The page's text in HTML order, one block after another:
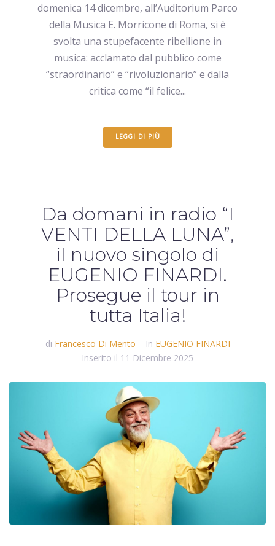
domenica 14 dicembre, all’Auditorium Parco
della Musica E. Morricone di Roma, si è
svolta una stupefacente ribellione in
musica: acclamato dal pubblico come
“straordinario” e “rivoluzionario” e dalla
critica come “il felice...
LEGGI DI PIÙ
Da domani in radio “I
VENTI DELLA LUNA”,
il nuovo singolo di
EUGENIO FINARDI.
Prosegue il tour in
tutta Italia!
di Francesco Di Mento In EUGENIO FINARDI
Inserito il 11 Dicembre 2025